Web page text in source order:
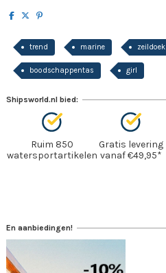
trend marine zeildoek
boodschappentas girl
Shipsworld.nl bied:
Ruim 850
watersportartikelen
Gratis levering
vanaf €49,95*
En aanbiedingen!